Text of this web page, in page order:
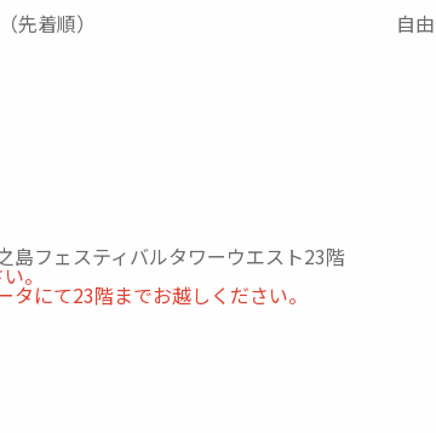
先着順） 自
フェスティバルタワーウエスト23階
。
にて23階までお越しください。